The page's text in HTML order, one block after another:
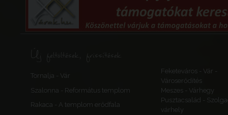
Új feltöltések, frissítések
Tornalja - Vár
Feketeváros - Vár -
Városerődítés
Szalonna - Református templom
Meszes - Várhegy
Rakaca - A templom erődfala
Pusztacsalád -
várhely